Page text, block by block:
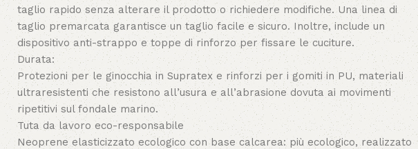
taglio rapido senza alterare il prodotto o richiedere modifiche. Una linea di
taglio premarcata garantisce un taglio facile e sicuro. Inoltre, include un
dispositivo anti-strappo e toppe di rinforzo per fissare le cuciture.
Durata:
Protezioni per le ginocchia in Supratex e rinforzi per i gomiti in PU, materiali
ultraresistenti che resistono all’usura e all’abrasione dovuta ai movimenti
ripetitivi sul fondale marino.
Tuta da lavoro eco-responsabile
Neoprene elasticizzato ecologico con base calcarea: più ecologico, realizzato